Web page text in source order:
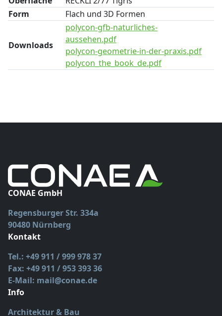
Form
Flach und 3D Formen
Downloads
polycon-gfb-naturliches-
aussehen.pdf
polycon-geometrie-in-der-praxis.pdf
polycon_the_book_de.pdf
CONAE GmbH
Regensburger Str. 334a
90480 Nürnberg
Kontakt
Tel.: +49 911 / 999 978 37
Fax: +49 911 / 953 393 36
E-Mail: mail@conae.de
Info
Architektur & Bau